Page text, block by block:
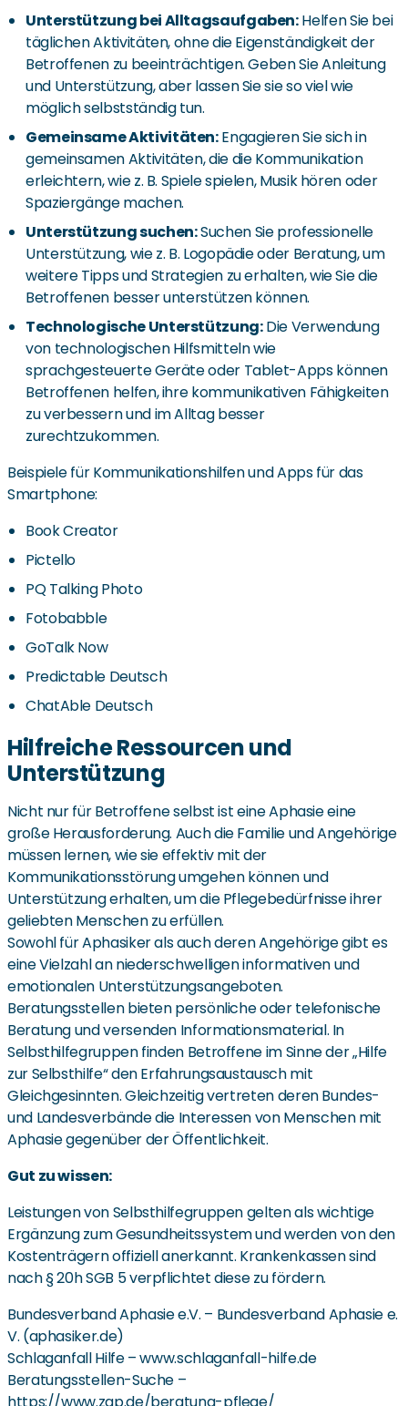
Unterstützung bei Alltagsaufgaben:Helfen Sie bei
täglichen Aktivitäten, ohne die Eigenständigkeit der
Betroffenen zu beeinträchtigen. Geben Sie Anleitung
und Unterstützung, aber lassen Sie sie so viel wie
möglich selbstständig tun.
Gemeinsame Aktivitäten:Engagieren Sie sich in
gemeinsamen Aktivitäten, die die Kommunikation
erleichtern, wie z. B. Spiele spielen, Musik hören oder
Spaziergänge machen.
Unterstützung suchen:Suchen Sie professionelle
Unterstützung, wie z. B. Logopädie oder Beratung, um
weitere Tipps und Strategien zu erhalten, wie Sie die
Betroffenen besser unterstützen können.
Technologische Unterstützung:Die Verwendung
von technologischen Hilfsmitteln wie
sprachgesteuerte Geräte oder Tablet-Apps können
Betroffenen helfen, ihre kommunikativen Fähigkeiten
zu verbessern und im Alltag besser
zurechtzukommen.
Beispiele für Kommunikationshilfen und Apps für das
Smartphone:
Book Creator
Pictello
PQ Talking Photo
Fotobabble
GoTalk Now
Predictable Deutsch
ChatAble Deutsch
Hilfreiche Ressourcen und
Unterstützung
Nicht nur für Betroffene selbst ist eine Aphasie eine
große Herausforderung. Auch die Familie und Angehörige
müssen lernen, wie sie effektiv mit der
Kommunikationsstörung umgehen können und
Unterstützung erhalten, um die Pflegebedürfnisse ihrer
geliebten Menschen zu erfüllen.
Sowohl für Aphasiker als auch deren Angehörige gibt es
eine Vielzahl an niederschwelligen informativen und
emotionalen Unterstützungsangeboten.
Beratungsstellen bieten persönliche oder telefonische
Beratung und versenden Informationsmaterial. In
Selbsthilfegruppen finden Betroffene im Sinne der „Hilfe
zur Selbsthilfe“ den Erfahrungsaustausch mit
Gleichgesinnten. Gleichzeitig vertreten deren Bundes-
und Landesverbände die Interessen von Menschen mit
Aphasie gegenüber der Öffentlichkeit.
Gut zu wissen:
Leistungen von Selbsthilfegruppen gelten als wichtige
Ergänzung zum Gesundheitssystem und werden von den
Kostenträgern offiziell anerkannt. Krankenkassen sind
nach § 20h SGB 5 verpflichtet diese zu fördern.
Bundesverband Aphasie e.V. – Bundesverband Aphasie e.
V. (aphasiker.de)
Schlaganfall Hilfe – www.schlaganfall-hilfe.de
Beratungsstellen-Suche –